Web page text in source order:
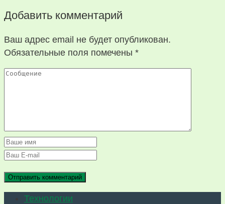
Добавить комментарий
Ваш адрес email не будет опубликован.
Обязательные поля помечены *
Технологии